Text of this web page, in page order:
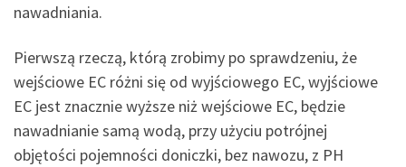
nawadniania.
Pierwszą rzeczą, którą zrobimy po sprawdzeniu, że
wejściowe EC różni się od wyjściowego EC, wyjściowe
EC jest znacznie wyższe niż wejściowe EC, będzie
nawadnianie samą wodą, przy użyciu potrójnej
objętości pojemności doniczki, bez nawozu, z PH